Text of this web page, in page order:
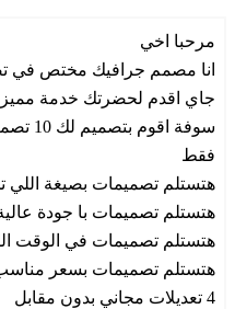
مرحبا اخي
انا مصمم جرافيك مختص في
جاي اقدم لحضرتك خدمة
فقط
هتستلم تصميمات بصيغة اللي
هتستلم تصميمات با جودة
هتستلم تصميمات في الوقت
هتستلم تصميمات بسعر
4 تعديلات مجاني بدون مقابل